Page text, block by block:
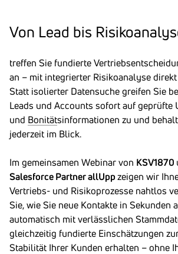
Von Lead bis
treffen Sie fundierte
an – mit integrierter Risikoanalyse
Statt isolierter Datensuche greifen Sie
Leads und Accounts sofort auf geprüfte
und Bonitätsinformationen zu und
jederzeit im Blick.
Im gemeinsamen Webinar von KSV1870
Salesforce Partner allUpp zeigen wir
Vertriebs- und Risikoprozesse nahtlos
Sie, wie Sie neue Kontakte in Sekunden
automatisch mit verlässlichen
gleichzeitig fundierte Einschätzungen
Stabilität Ihrer Kunden erhalten – ohne